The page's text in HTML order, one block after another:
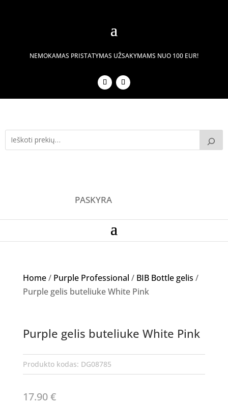
NEMOKAMAS PRISTATYMAS UŽSAKYMAMS NUO 100 EUR!
PASKYRA
Home/ Purple Professional / BIB Bottle gelis /
Purple gelis buteliuke White Pink
Purple gelis buteliuke White Pink
Produkto kodas: DG08785
17.90€